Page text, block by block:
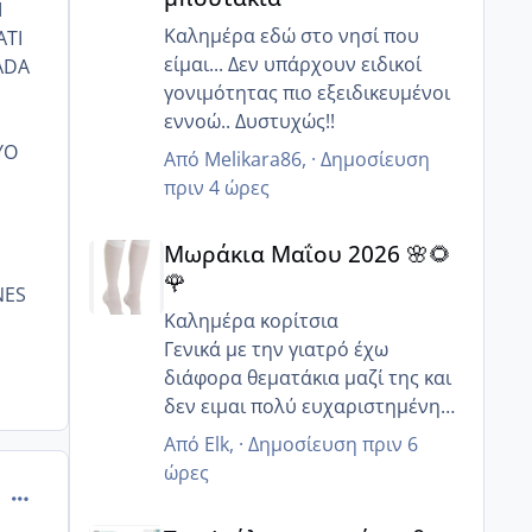
comment_518561
πρόβλημα, είναι λόγω
εγκυμοσύνης - κάναμε κι
επόμενο τσεκ στον 5ο μήνα,
αλλά προβληματίζομαι γιατί δεν
παίρνω πολύ βάρος όπως νόμιζα
:/
Καλημέρα εδώ στο νησί που
είμαι... Δεν υπάρχουν ειδικοί
γονιμότητας πιο εξειδικευμένοι
εννοώ.. Δυστυχώς!!
Από Melikara86, · Δημοσίευση
πριν 4 ώρες
Μωράκια Μαΐου 2026 🌸🌻🌹
Μωράκια Μαΐου 2026 🌸🌻
🌹
Καλημέρα κορίτσια
Γενικά με την γιατρό έχω
διάφορα θεματάκια μαζί της και
δεν ειμαι πολύ ευχαριστημένη
αλλά τουλάχιστον στο κομμάτι
θηλασμός είναι καλή δεν
προωθεί καθόλου το ξένο γάλα
Από Elk, · Δημοσίευση πριν 6
ώρες